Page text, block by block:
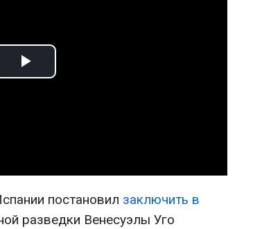
Play
постановил заключить в
разведки Венесуэлы Уго